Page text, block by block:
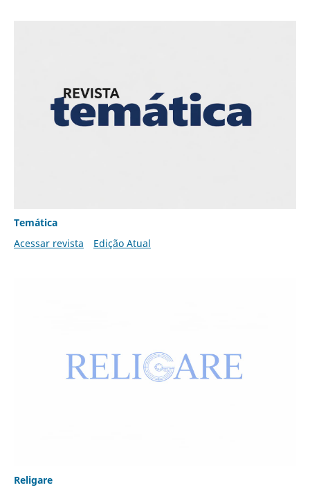
Temática
Acessar revista
Edição Atual
Religare